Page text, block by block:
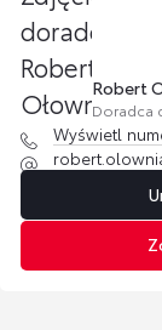
Robert
Doradca
Wyświetl